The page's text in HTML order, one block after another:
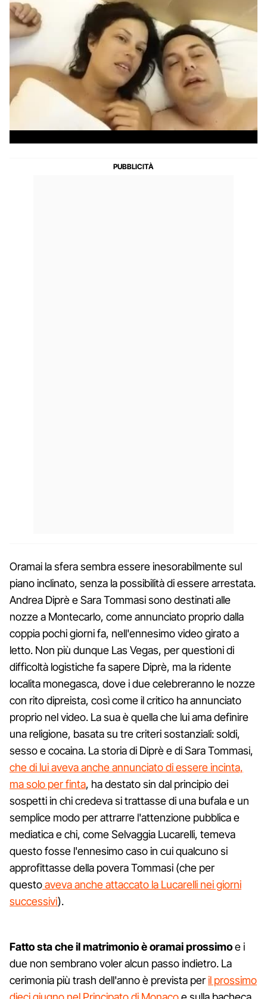
Oramai la sfera sembra essere inesorabilmente sul
piano inclinato, senza la possibilità di essere arrestata.
Andrea Diprè e Sara Tommasi sono destinati alle
nozze a Montecarlo, come annunciato proprio dalla
coppia pochi giorni fa, nell'ennesimo video girato a
letto. Non più dunque Las Vegas, per questioni di
difficoltà logistiche fa sapere Diprè, ma la ridente
localita monegasca, dove i due celebreranno le nozze
con rito dipreista, così come il critico ha annunciato
proprio nel video. La sua è quella che lui ama definire
una religione, basata su tre criteri sostanziali: soldi,
sesso e cocaina. La storia di Diprè e di Sara Tommasi,
che di lui aveva anche annunciato di essere incinta,
ma solo per finta, ha destato sin dal principio dei
sospetti in chi credeva si trattasse di una bufala e un
semplice modo per attrarre l'attenzione pubblica e
mediatica e chi, come Selvaggia Lucarelli, temeva
questo fosse l'ennesimo caso in cui qualcuno si
approfittasse della povera Tommasi (che per
questoaveva anche attaccato la Lucarelli nei giorni
successivi).
Fatto sta che il matrimonio è oramai prossimoe i
due non sembrano voler alcun passo indietro. La
cerimonia più trash dell'anno è prevista peril prossimo